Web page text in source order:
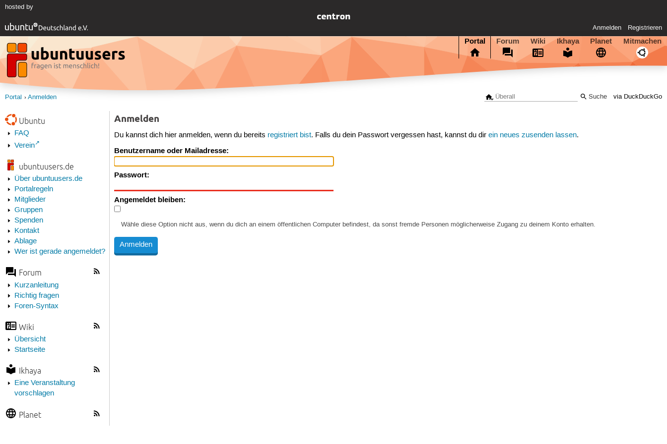
hosted by
Anmelden Registrieren
Portal Forum Wiki Ikhaya Planet Mitmachen
via DuckDuckGo
Portal Anmelden
Ubuntu
FAQ
Verein
ubuntuusers.de
Über ubuntuusers.de
Portalregeln
Mitglieder
Gruppen
Spenden
Kontakt
Ablage
Wer ist gerade angemeldet?
Forum
Kurzanleitung
Richtig fragen
Foren-Syntax
Wiki
Übersicht
Startseite
Ikhaya
Eine Veranstaltung
vorschlagen
Planet
Anmelden
Du kannst dich hier anmelden, wenn du bereits registriert bist. Falls du dein Passwort vergessen hast, kannst du direin neues zusenden lassen.
Benutzername oder Mailadresse:
Passwort:
Angemeldet bleiben:
Wähle diese Option nicht aus, wenn du dich an einem öffentlichen Computer befindest, da sonst fremde Personen möglicherweise Zugang zu deinem Konto erhalten.